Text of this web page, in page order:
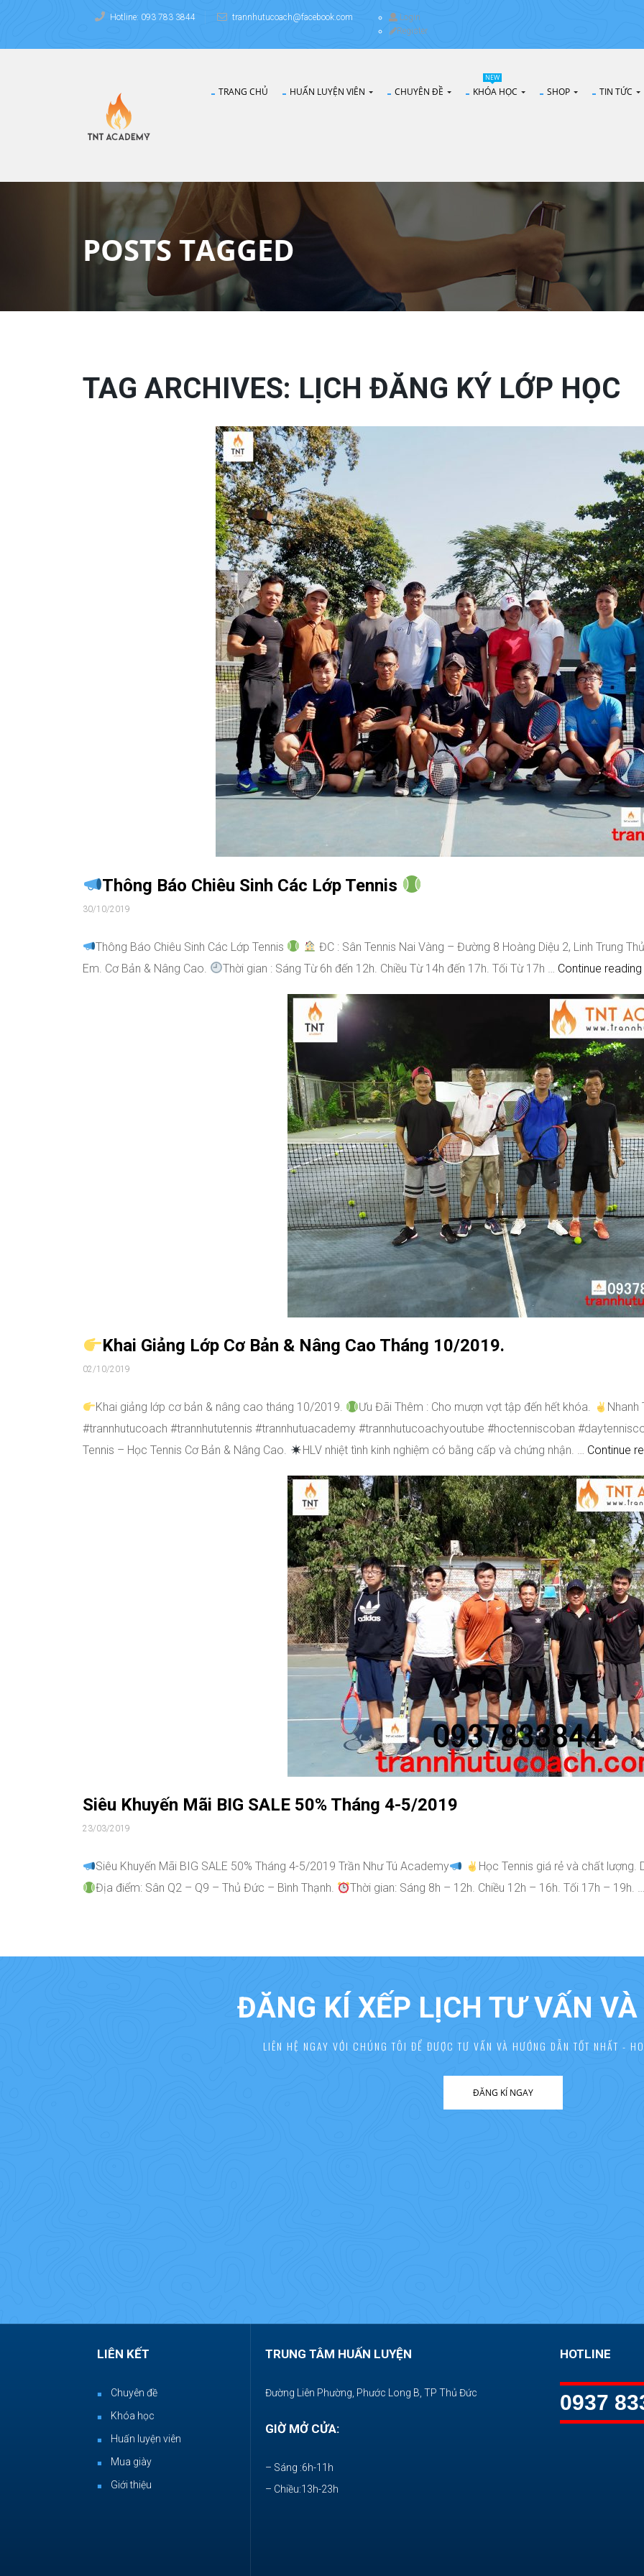
Hotline: 093 783 3844 trannhutucoach@facebook.com
Login
Register
TRANG CHỦ HUẤN LUYỆN VIÊN CHUYÊN ĐỀ KHÓA HỌC
NEW
SHOP TIN TỨC
POSTS TAGGED
TAG ARCHIVES: LỊCH ĐĂNG KÝ LỚP HỌC
Thông Báo Chiêu Sinh Các Lớp Tennis
30/10/2019
Thông Báo Chiêu Sinh Các Lớp Tennis ĐC : Sân Tennis Nai Vàng – Đường 8 Hoàng Diệu 2, Linh Trung
Em. Cơ Bản & Nâng Cao.
Thời gian : Sáng Từ 6h đến 12h. Chiều Từ 14h đến 17h. Tối Từ 17h … Continue reading
Khai Giảng Lớp Cơ Bản & Nâng Cao Tháng 10/2019.
02/10/2019
Khai giảng lớp cơ bản & nâng cao tháng 10/2019. Ưu Đãi Thêm : Cho mượn vợt tập đến hết khóa.
Nhanh
#trannhutucoach #trannhututennis #trannhutuacademy #trannhutucoachyoutube #hoctenniscoban
Tennis – Học Tennis Cơ Bản & Nâng Cao.
HLV nhiệt tình kinh nghiệm có bằng cấp và chứng nhận. … Continue
Siêu Khuyến Mãi BIG SALE 50% Tháng 4-5/2019
23/03/2019
Siêu Khuyến Mãi BIG SALE 50% Tháng 4-5/2019 Trần Như Tú Academy
Học Tennis giá rẻ và chất
Địa điểm: Sân Q2 – Q9 – Thủ Đức – Bình Thạnh.
Thời gian: Sáng 8h – 12h. Chiều 12h – 16h. Tối 17h – 19h. …
ĐĂNG KÍ XẾP LỊCH TƯ VẤN
LIÊN HỆ NGAY VỚI CHÚNG TÔI ĐỂ ĐƯỢC TƯ VẤN VÀ HƯỚNG DẪN TỐT NHẤT -
ĐĂNG KÍ NGAY
LIÊN KẾT
Chuyên đề
Khóa học
Huấn luyện viên
Mua giày
Giới thiệu
TRUNG TÂM HUẤN LUYỆN
Đường Liên Phường, Phước Long B, TP Thủ Đức
GIỜ MỞ CỬA:
– Sáng :6h-11h
– Chiều:13h-23h
HOTLINE
0937